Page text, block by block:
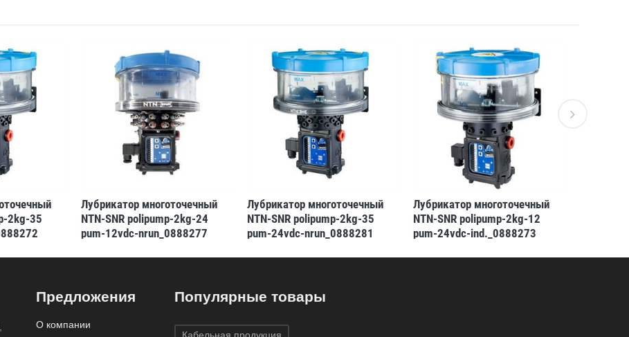
2kg-35
Лубрикатор многоточечный
NTN-SNR polipump-2kg-24
pum-12vdc-nrun_0888277
Лубрикатор многоточечный
NTN-SNR polipump-2kg-35
pum-24vdc-nrun_0888281
Лубрикатор многоточечный
NTN-SNR polipump-2kg-12
pum-24vdc-ind._0888273
Предложения
О компании
Популярные товары